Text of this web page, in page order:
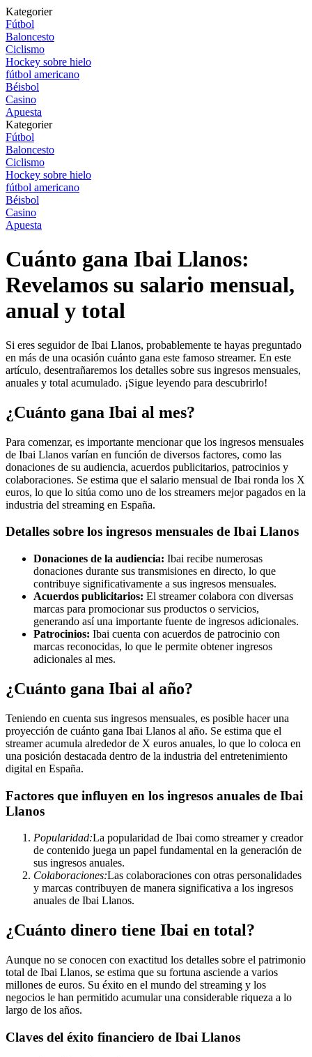
Kategorier
Fútbol
Baloncesto
Ciclismo
Hockey sobre hielo
fútbol americano
Béisbol
Casino
Apuesta
Kategorier
Fútbol
Baloncesto
Ciclismo
Hockey sobre hielo
fútbol americano
Béisbol
Casino
Apuesta
Cuánto gana Ibai Llanos:
Revelamos su salario mensual,
anual y total
Si eres seguidor de Ibai Llanos, probablemente te hayas preguntado
en más de una ocasión cuánto gana este famoso streamer. En este
artículo, desentrañaremos los detalles sobre sus ingresos mensuales,
anuales y total acumulado. ¡Sigue leyendo para descubrirlo!
¿Cuánto gana Ibai al mes?
Para comenzar, es importante mencionar que los ingresos mensuales
de Ibai Llanos varían en función de diversos factores, como las
donaciones de su audiencia, acuerdos publicitarios, patrocinios y
colaboraciones. Se estima que el salario mensual de Ibai ronda los X
euros, lo que lo sitúa como uno de los streamers mejor pagados en la
industria del streaming en España.
Detalles sobre los ingresos mensuales de Ibai Llanos
Donaciones de la audiencia: Ibai recibe numerosas
donaciones durante sus transmisiones en directo, lo que
contribuye significativamente a sus ingresos mensuales.
Acuerdos publicitarios: El streamer colabora con diversas
marcas para promocionar sus productos o servicios,
generando así una importante fuente de ingresos adicionales.
Patrocinios: Ibai cuenta con acuerdos de patrocinio con
marcas reconocidas, lo que le permite obtener ingresos
adicionales al mes.
¿Cuánto gana Ibai al año?
Teniendo en cuenta sus ingresos mensuales, es posible hacer una
proyección de cuánto gana Ibai Llanos al año. Se estima que el
streamer acumula alrededor de X euros anuales, lo que lo coloca en
una posición destacada dentro de la industria del entretenimiento
digital en España.
Factores que influyen en los ingresos anuales de Ibai
Llanos
Popularidad:La popularidad de Ibai como streamer y creador
de contenido juega un papel fundamental en la generación de
sus ingresos anuales.
Colaboraciones:Las colaboraciones con otras personalidades
y marcas contribuyen de manera significativa a los ingresos
anuales de Ibai Llanos.
¿Cuánto dinero tiene Ibai en total?
Aunque no se conocen con exactitud los detalles sobre el patrimonio
total de Ibai Llanos, se estima que su fortuna asciende a varios
millones de euros. Su éxito en el mundo del streaming y los
negocios le han permitido acumular una considerable riqueza a lo
largo de los años.
Claves del éxito financiero de Ibai Llanos